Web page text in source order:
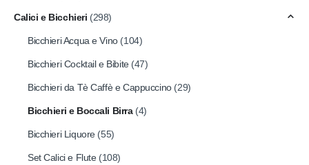
Calici e Bicchieri (298)
Bicchieri Acqua e Vino (104)
Bicchieri Cocktail e Bibite (47)
Bicchieri da Tè Caffè e Cappuccino (29)
Bicchieri e Boccali Birra (4)
Bicchieri Liquore (55)
Set Calici e Flute (108)